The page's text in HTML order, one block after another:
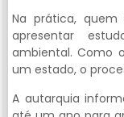
Na prática, quem
apresentar
ambiental. Como
um estado, o
A autarquia